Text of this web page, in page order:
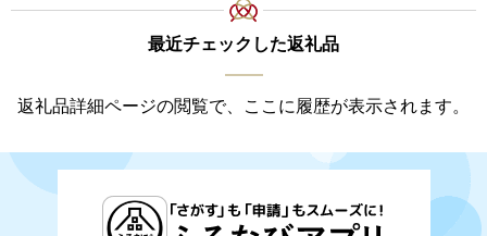
最近チェックした返礼品
返礼品詳細ページの閲覧で、ここに履歴が表示されます。